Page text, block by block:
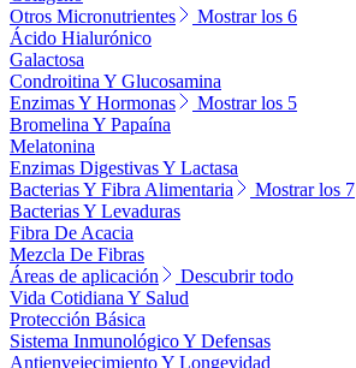
Otros Micronutrientes
Mostrar los 6
Ácido Hialurónico
Galactosa
Condroitina Y Glucosamina
Enzimas Y Hormonas
Mostrar los 5
Bromelina Y Papaína
Melatonina
Enzimas Digestivas Y Lactasa
Bacterias Y Fibra Alimentaria
Mostrar los 7
Bacterias Y Levaduras
Fibra De Acacia
Mezcla De Fibras
Áreas de aplicación
Descubrir todo
Vida Cotidiana Y Salud
Protección Básica
Sistema Inmunológico Y Defensas
Antienvejecimiento Y Longevidad